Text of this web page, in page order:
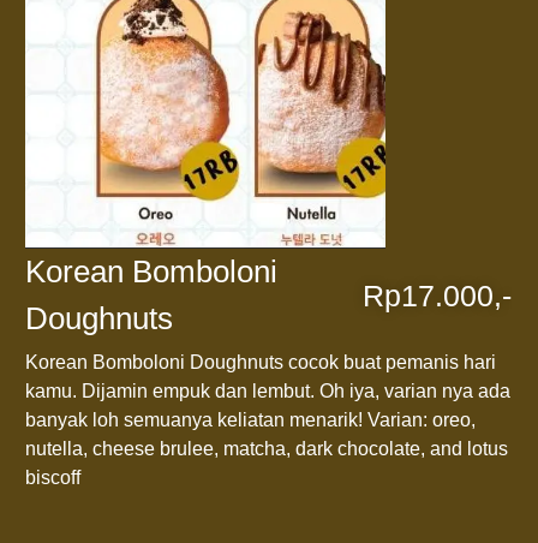
Korean Bomboloni
Doughnuts
Rp17.000,-
Korean Bomboloni Doughnuts cocok buat pemanis hari
kamu. Dijamin empuk dan lembut. Oh iya, varian nya ada
banyak loh semuanya keliatan menarik! Varian: oreo,
nutella, cheese brulee, matcha, dark chocolate, and lotus
biscoff